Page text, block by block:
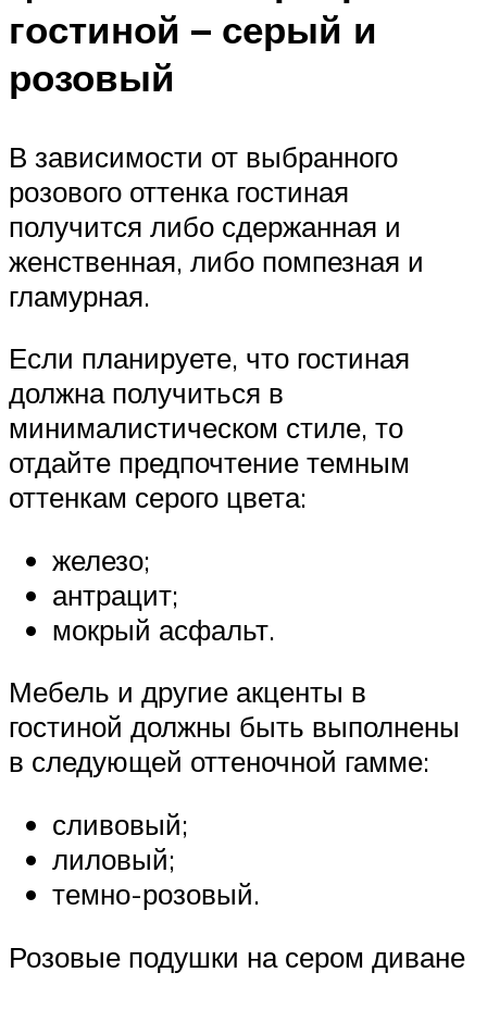
гостиной – серый и
розовый
В зависимости от выбранного
розового оттенка гостиная
получится либо сдержанная и
женственная, либо помпезная и
гламурная.
Если планируете, что гостиная
должна получиться в
минималистическом стиле, то
отдайте предпочтение темным
оттенкам серого цвета:
железо;
антрацит;
мокрый асфальт.
Мебель и другие акценты в
гостиной должны быть выполнены
в следующей оттеночной гамме:
сливовый;
лиловый;
темно-розовый.
Розовые подушки на сером диване